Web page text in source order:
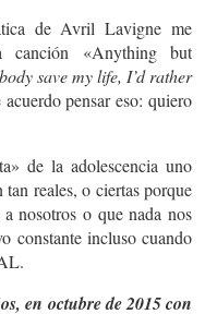
de Avril Lavigne me
canción «Anything but
save my life, I’d rather
pensar eso: quiero
de la adolescencia uno
reales, o ciertas porque
nosotros o que nada nos
constante incluso cuando
en octubre de 2015 con